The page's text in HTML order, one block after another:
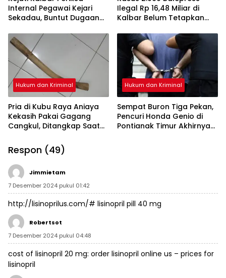
Internal Pegawai Kejari
Sekadau, Buntut Dugaan
Ilegal Rp 16,48 Miliar di
Kalbar Belum Tetapkan
Sudah Diperiksa
Hukum dan Kriminal
Pria di Kubu Raya Aniaya
Kekasih Pakai Gagang
Cangkul, Ditangkap Saat
Hukum dan Kriminal
Sempat Buron Tiga Pekan,
Pencuri Honda Genio di
Pontianak Timur Akhirnya
Respon (49)
Jimmietam
7 Desember 2024 pukul 01:42
http://lisinoprilus.com/# lisinopril pill 40 mg
Robertsot
7 Desember 2024 pukul 04:48
cost of lisinopril 20 mg: order lisinopril online us – prices for
lisinopril